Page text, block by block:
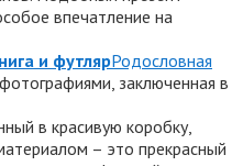
впечатление на
Родословная
заключенная в
в красивую коробку,
– это прекрасный